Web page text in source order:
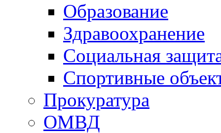
Образование
Здравоохранение
Социальная
Спортивные
Прокуратура
ОМВД